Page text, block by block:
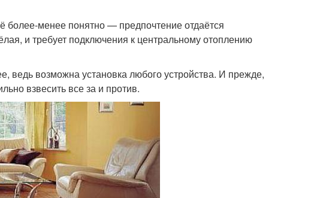
более-менее понятно — предпочтение отдаётся
и требует подключения к центральному отоплению
ведь возможна установка любого устройства. И прежде,
взвесить все за и против.